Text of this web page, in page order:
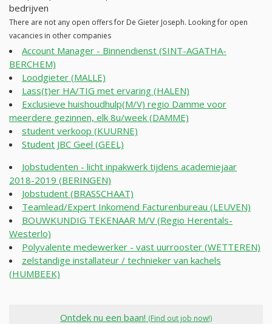
bedrijven
There are not any open offers for De Gieter Joseph. Looking for open
vacancies in other companies
Account Manager - Binnendienst (SINT-AGATHA-
BERCHEM)
Loodgieter (MALLE)
Lass(t)er HA/TIG met ervaring (HALEN)
Exclusieve huishoudhulp(M/V) regio Damme voor
meerdere gezinnen, elk 8u/week (DAMME)
student verkoop (KUURNE)
Student JBC Geel (GEEL)
Jobstudenten - licht inpakwerk tijdens academiejaar
2018-2019 (BERINGEN)
Jobstudent (BRASSCHAAT)
Teamlead/Expert Inkomend Facturenbureau (LEUVEN)
BOUWKUNDIG TEKENAAR M/V (Regio Herentals-
Westerlo)
Polyvalente medewerker - vast uurrooster (WETTEREN)
zelstandige installateur / technieker van kachels
(HUMBEEK)
Ontdek nu een baan! (Find out job now!)